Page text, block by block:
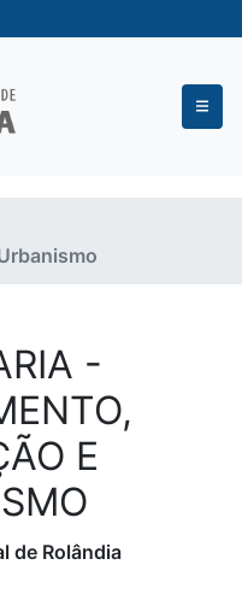
-
E
de Rolândia